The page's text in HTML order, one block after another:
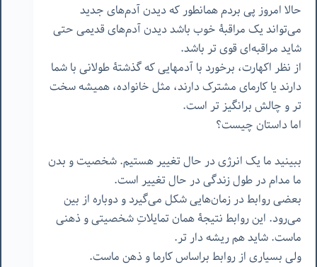
حالا امروز پی بردم همانطور که دیدن آدم‌های جدید
می‌تواند یک مراقبۀ خوب باشد دیدن آدم‌های قدیمی حتی
شاید مراقبه‌ای قوی تر باشد.
از نظر اکهارت، برخورد با آدمهایی که گذشتۀ طولانی با شما
دارند یا کارمای مشترک دارند، مثل خانواده، همیشه سخت
تر و چالش برانگیز تر است.
اما داستان چیست؟
ببینید ما یک انرژی در حال تغییر هستیم. شخصیت و بدن
ما مدام در طول زندگی در حال تغییر است.
بعضی روابط در زمان‌هایی شکل می‌گیرد و دوباره از بین
می‌رود. این روابط نتیجۀ همان تمایلاتِ شخصیتی و ذهنی
ماست. شاید هم ریشه دار تر.
ولی بسیاری از روابط براساس کارما و ذهن ماست.